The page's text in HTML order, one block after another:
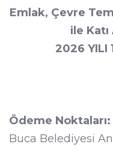
Emlak, Çevre
ile
2026 YILI
Ödeme Noktaları:
Buca Belediyesi